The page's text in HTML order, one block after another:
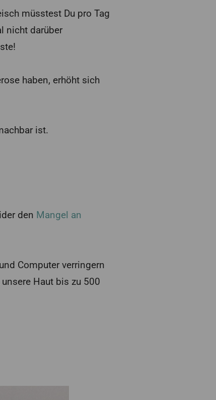
müsstest Du pro Tag
nicht darüber
haben, erhöht sich
ist.
den Mangel an
Computer verringern
Haut bis zu 500